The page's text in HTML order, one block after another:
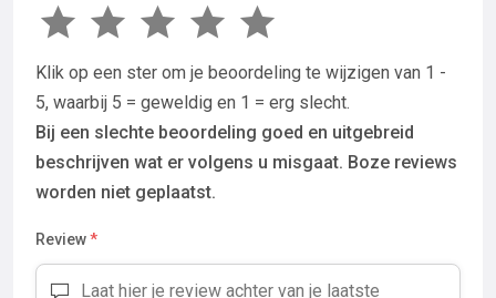
Klik op een ster om je beoordeling te wijzigen van 1 -
5, waarbij 5 = geweldig en 1 = erg slecht.
Bij een slechte beoordeling goed en uitgebreid
beschrijven wat er volgens u misgaat. Boze reviews
worden niet geplaatst.
Review*